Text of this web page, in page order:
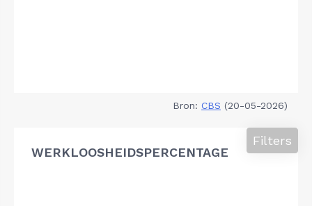
Bron: CBS (20-05-2026)
WERKLOOSHEIDSPERCENTAGE
Filters